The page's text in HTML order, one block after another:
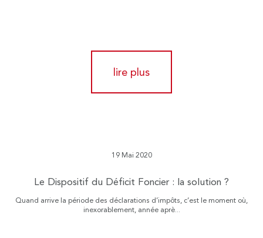
lire plus
19 Mai 2020
Le Dispositif du Déficit Foncier : la solution ?
Quand arrive la période des déclarations d’impôts, c’est le moment où,
inexorablement, année aprè...